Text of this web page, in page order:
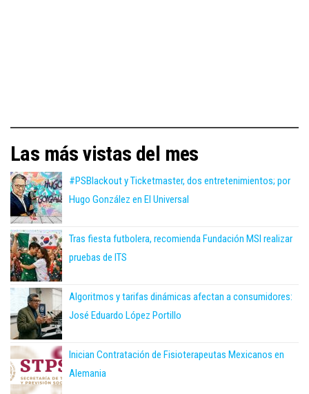
Las más vistas del mes
#PSBlackout y Ticketmaster, dos entretenimientos; por
Hugo González en El Universal
Tras fiesta futbolera, recomienda Fundación MSI realizar
pruebas de ITS
Algoritmos y tarifas dinámicas afectan a consumidores:
José Eduardo López Portillo
Inician Contratación de Fisioterapeutas Mexicanos en
Alemania